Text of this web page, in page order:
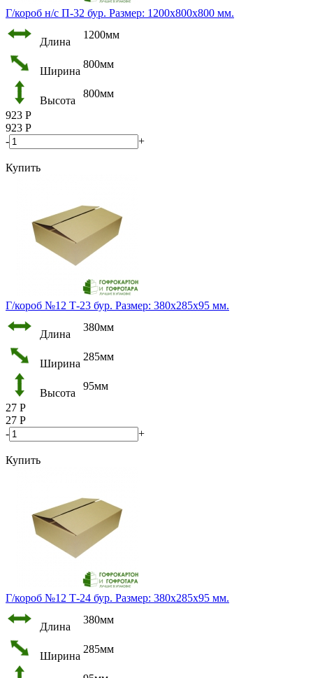
Г/короб н/с П-32 бур. Размер: 1200х800х800 мм.
Длина
1200мм
Ширина
800мм
Высота
800мм
923 Р
923 Р
-
+
Купить
Г/короб №12 Т-23 бур. Размер: 380х285х95 мм.
Длина
380мм
Ширина
285мм
Высота
95мм
27 Р
27 Р
-
+
Купить
Г/короб №12 Т-24 бур. Размер: 380х285х95 мм.
Длина
380мм
Ширина
285мм